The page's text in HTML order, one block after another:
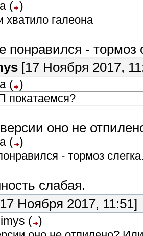
( )
хватило галеона
понравился - тормоз
[17 Ноября 2017,
( )
покатаемся?
оно не
( )
- тормоз
слабая.
Ноября 2017, 11:51]
( )